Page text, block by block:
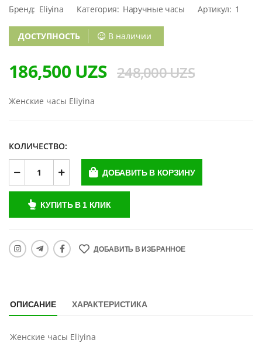
Бренд: Eliyina Категория: Наручные часы Артикул: 1
ДОСТУПНОСТЬ В наличии
186,500 UZS 248,000 UZS
Женские часы Eliyina
КОЛИЧЕСТВО:
ДОБАВИТЬ В КОРЗИНУ
КУПИТЬ В 1 КЛИК
ДОБАВИТЬ В ИЗБРАННОЕ
ОПИСАНИЕ ХАРАКТЕРИСТИКА
Женские часы Eliyina